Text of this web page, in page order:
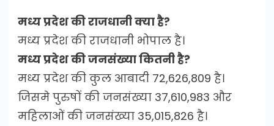
मध्य प्रदेश की राजधानी क्या है?
मध्य प्रदेश की राजधानी भोपाल है।
मध्य प्रदेश की जनसंख्या कितनी है?
मध्य प्रदेश की कुल आबादी 72,626,809 है।
जिसमे पुरुषों की जनसंख्या 37,610,983 और
महिलाओं की जनसंख्या 35,015,826 है।